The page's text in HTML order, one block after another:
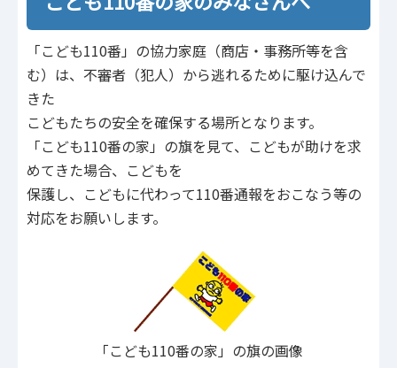
「こども110番」の協力家庭（商店・事務所等を含
む）は、不審者（犯人）から逃れるために駆け込んで
きた
こどもたちの安全を確保する場所となります。
「こども110番の家」の旗を見て、こどもが助けを求
めてきた場合、こどもを
保護し、こどもに代わって110番通報をおこなう等の
対応をお願いします。
「こども110番の家」の旗の画像